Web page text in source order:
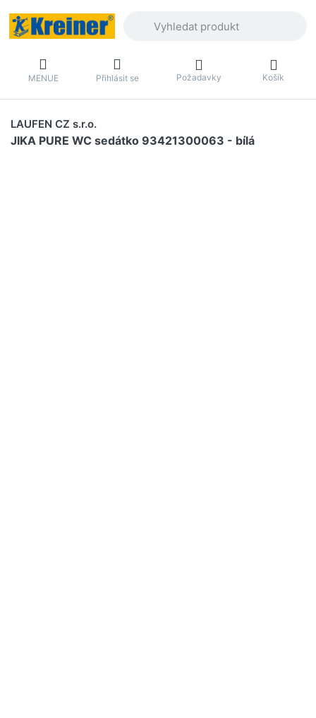
MENUE Přihlásit se Požadavky Košík
LAUFEN CZ s.r.o.
JIKA PURE WC sedátko 93421300063 - bílá